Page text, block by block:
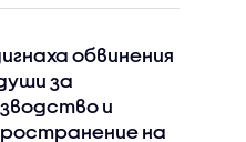
обвинения
за
и
на